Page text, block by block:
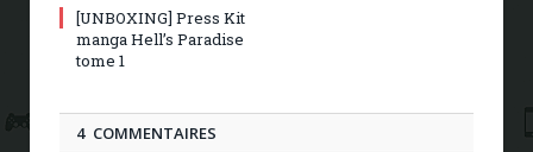
[UNBOXING] Press Kit
manga Hell’s Paradise
tome 1
4 COMMENTAIRES